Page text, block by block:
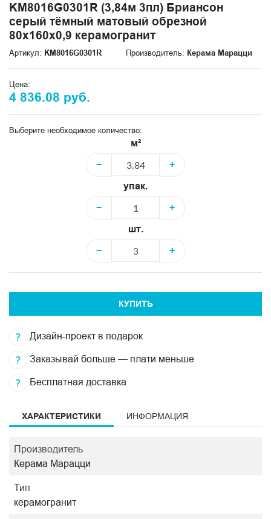
KM8016G0301R (3,84м 3пл) Бриансон
серый тёмный матовый обрезной
80x160x0,9 керамогранит
Артикул: KM8016G0301R Производитель: Керама Марацци
Цена:
4 836.08 руб.
Выберите необходимое количество:
м²
−
+
упак.
−
+
шт.
−
+
КУПИТЬ
Дизайн-проект в подарок
Заказывай больше — плати меньше
Бесплатная доставка
ХАРАКТЕРИСТИКИ ИНФОРМАЦИЯ
Производитель
Керама Марацци
Тип
керамогранит